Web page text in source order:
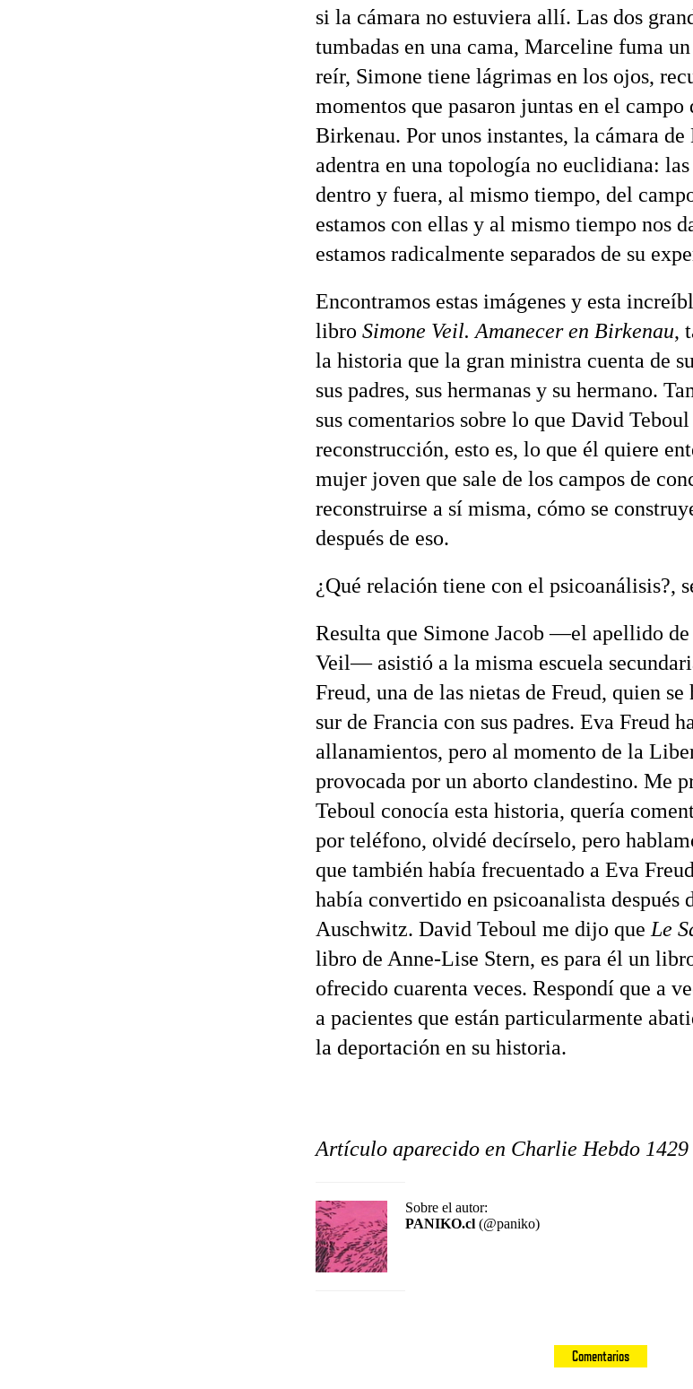
si la cámara no estuviera allí. Las dos
tumbadas en una cama, Marceline fuma
reír, Simone tiene lágrimas en los ojos,
momentos que pasaron juntas en el
Birkenau. Por unos instantes, la cámara
adentra en una topología no euclidiana: las
dentro y fuera, al mismo tiempo, del
estamos con ellas y al mismo tiempo nos
estamos radicalmente separados de su
Encontramos estas imágenes y esta
libro Simone Veil. Amanecer en Birkenau,
la historia que la gran ministra cuenta de
sus padres, sus hermanas y su hermano.
sus comentarios sobre lo que David
reconstrucción, esto es, lo que él quiere
mujer joven que sale de los campos de
reconstruirse a sí misma, cómo se
después de eso.
¿Qué relación tiene con el psicoanálisis?,
Resulta que Simone Jacob —el apellido de
Veil— asistió a la misma escuela
Freud, una de las nietas de Freud, quien
sur de Francia con sus padres. Eva Freud
allanamientos, pero al momento de la
provocada por un aborto clandestino. Me
Teboul conocía esta historia, quería
por teléfono, olvidé decírselo, pero
que también había frecuentado a Eva
había convertido en psicoanalista después
Auschwitz. David Teboul me dijo que Le
libro de Anne-Lise Stern, es para él un
ofrecido cuarenta veces. Respondí que a
a pacientes que están particularmente
la deportación en su historia.
Artículo aparecido en Charlie Hebdo 1429
Sobre el autor:
PANIKO.cl (@paniko)
Comentarios